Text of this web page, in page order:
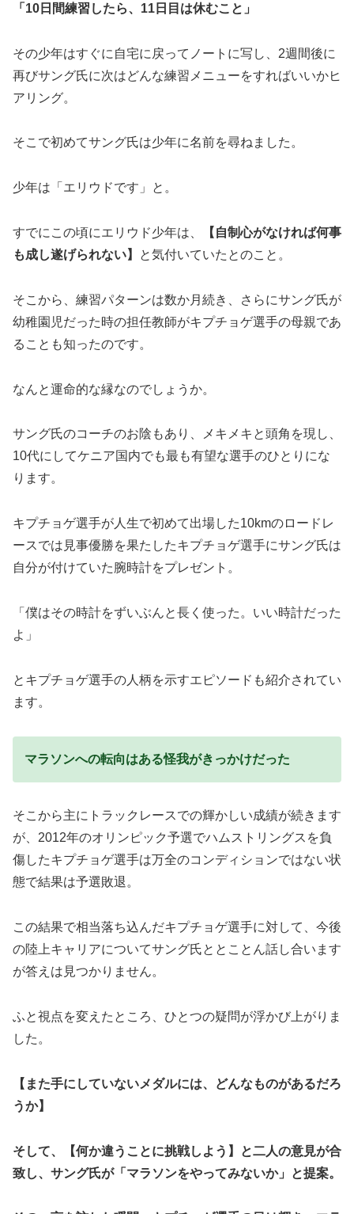
「10日間練習したら、11日目は休むこと」
その少年はすぐに自宅に戻ってノートに写し、2週間後に
再びサング氏に次はどんな練習メニューをすればいいかヒ
アリング。
そこで初めてサング氏は少年に名前を尋ねました。
少年は「エリウドです」と。
すでにこの頃にエリウド少年は、
【自制心がなければ何事
も成し遂げられない】
と気付いていたとのこと。
そこから、練習パターンは数か月続き、さらにサング氏が
幼稚園児だった時の担任教師がキプチョゲ選手の母親であ
ることも知ったのです。
なんと運命的な縁なのでしょうか。
サング氏のコーチのお陰もあり、メキメキと頭角を現し、
10代にしてケニア国内でも最も有望な選手のひとりにな
ります。
キプチョゲ選手が人生で初めて出場した10kmのロードレ
ースでは見事優勝を果たしたキプチョゲ選手にサング氏は
自分が付けていた腕時計をプレゼント。
「僕はその時計をずいぶんと長く使った。いい時計だった
よ」
とキプチョゲ選手の人柄を示すエピソードも紹介されてい
ます。
マラソンへの転向はある怪我がきっかけだった
そこから主にトラックレースでの輝かしい成績が続きます
が、2012年のオリンピック予選でハムストリングスを負
傷したキプチョゲ選手は万全のコンディションではない状
態で結果は予選敗退。
この結果で相当落ち込んだキプチョゲ選手に対して、今後
の陸上キャリアについてサング氏ととことん話し合います
が答えは見つかりません。
ふと視点を変えたところ、ひとつの疑問が浮かび上がりま
した。
【また手にしていないメダルには、どんなものがあるだろ
うか】
そして、【何か違うことに挑戦しよう】と二人の意見が合
致し、サング氏が「マラソンをやってみないか」と提案。